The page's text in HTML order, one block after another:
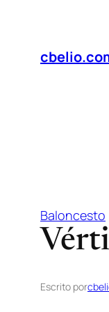
contenido
Baloncesto
Escrito por